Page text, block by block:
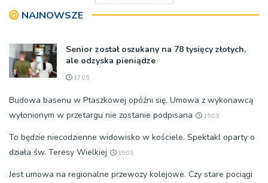
NAJNOWSZE
Senior został oszukany na 78 tysięcy złotych,
ale odzyska pieniądze
17:05
Budowa basenu w Ptaszkowej opóźni się. Umowa z wykonawcą
wyłonionym w przetargu nie zostanie podpisana
15:03
To będzie niecodzienne widowisko w kościele. Spektakl oparty o
działa św. Teresy Wielkiej
15:03
Jest umowa na regionalne przewozy kolejowe. Czy stare pociągi